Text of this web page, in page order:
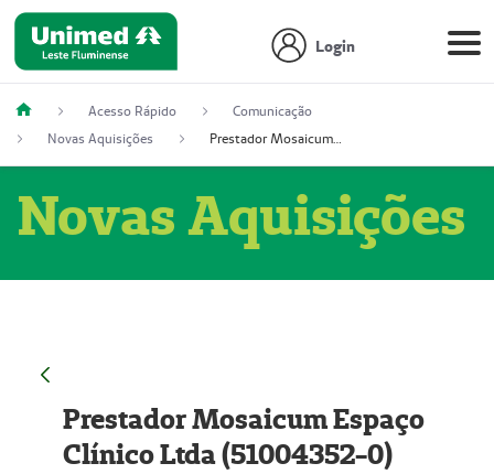
Login
Acesso Rápido
Comunicação
Novas Aquisições
Prestador Mosaicum Espaço Clínico Ltda (51004352-0)
Novas Aquisições
Prestador Mosaicum Espaço
Clínico Ltda (51004352-0)